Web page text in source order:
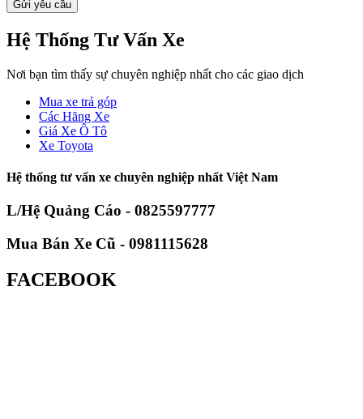
Hệ Thống Tư Vấn Xe
Nơi bạn tìm thấy sự chuyên nghiệp nhất cho các giao dịch
Mua xe trả góp
Các Hãng Xe
Giá Xe Ô Tô
Xe Toyota
Hệ thống tư vấn xe chuyên nghiệp nhất Việt Nam
L/Hệ Quảng Cáo - 0825597777
Mua Bán Xe Cũ - 0981115628
FACEBOOK